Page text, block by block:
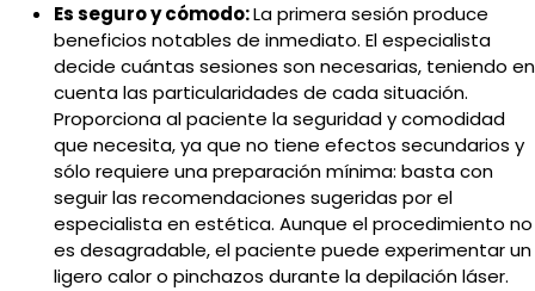
Es seguro y cómodo:La primera sesión produce
beneficios notables de inmediato. El especialista
decide cuántas sesiones son necesarias, teniendo en
cuenta las particularidades de cada situación.
Proporciona al paciente la seguridad y comodidad
que necesita, ya que no tiene efectos secundarios y
sólo requiere una preparación mínima: basta con
seguir las recomendaciones sugeridas por el
especialista en estética. Aunque el procedimiento no
es desagradable, el paciente puede experimentar un
ligero calor o pinchazos durante la depilación láser.